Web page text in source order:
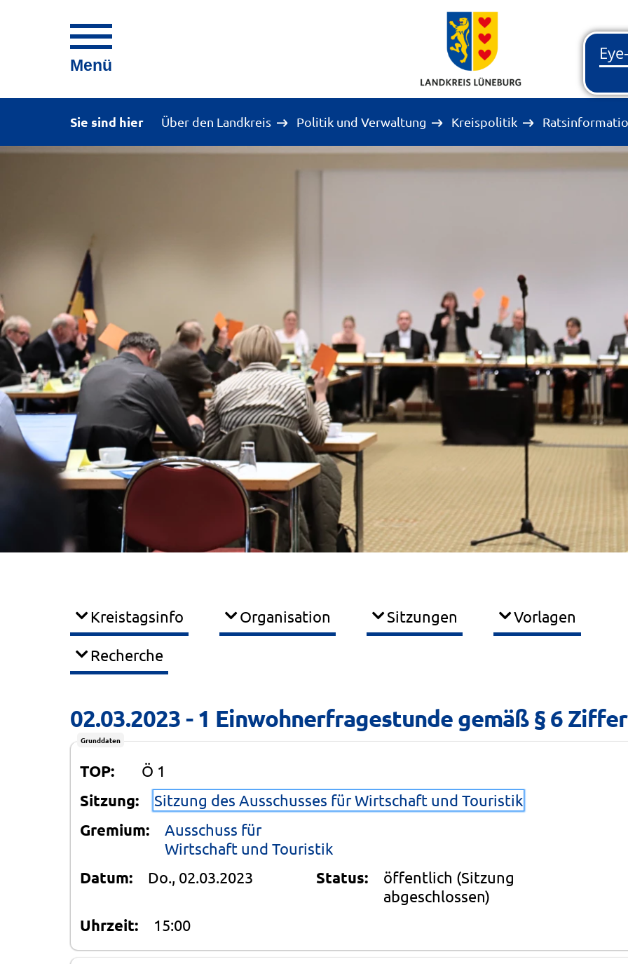
Menü
Sie sind hier Über den Landkreis Politik und Verwaltung Kreispolitik
Kreistagsinfo Organisation Sitzungen Vorlagen
Recherche
02.03.2023 - 1 Einwohnerfragestunde gemäß § 6 Ziffer
Grunddaten
TOP: Ö 1
Sitzung: Sitzung des Ausschusses für Wirtschaft und Touristik
Gremium:
Ausschuss für
Wirtschaft und Touristik
Datum: Do., 02.03.2023 Status: öffentlich (Sitzung
abgeschlossen)
Uhrzeit: 15:00